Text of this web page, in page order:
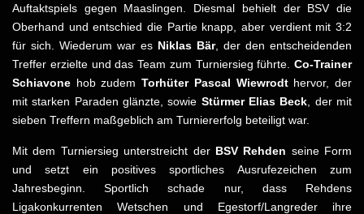
Auftaktspiels gegen Maaslingen. Diesmal behielt der BSV die
Oberhand und entschied die Partie knapp, aber verdient mit 3:2
für sich. Wiederum war es Niklas Bär, der den entscheidenden
Treffer erzielte und das Team zum Turniersieg führte. Co-Trainer
Schiavone hob zudemTorhüter Pascal Wiewrodt hervor, der
mit starken Paraden glänzte, sowie Stürmer Elias Beck , der mit
sieben Treffern maßgeblich am Turniererfolg beteiligt war.
Mit dem Turniersieg unterstreicht der BSV Rehden seine Form
und setzt ein positives sportliches Ausrufezeichen zum
Jahresbeginn. Sportlich schade nur, dass Rehdens
Ligakonkurrenten Wetschen und Egestorf/Langreder ihre